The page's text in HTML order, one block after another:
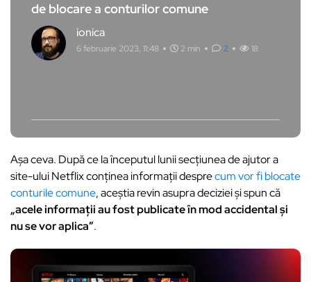
de blocare a conturilor comune
ionica
6 februarie 2023, 11:48 2 min 2 18
Așa ceva. După ce la începutul lunii secțiunea de ajutor a
site-ului Netflix conținea informații desprecum vor fi blocate
conturile comune, aceștia revin asupra deciziei și spun că
„acele informații au fost publicate în mod accidental și
nu se vor aplica”.